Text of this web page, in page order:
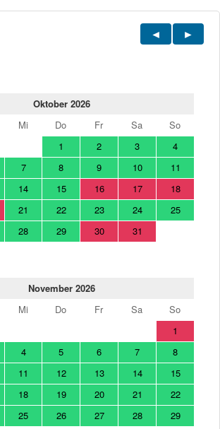
Oktober 2026
Mi Do Fr Sa
So
1
2 3
4
7 8 9 10
11
14 15 16 17
18
21 22 23 24
25
28 29 30 31
November 2026
Mi Do Fr Sa
So
1
4 5 6 7
8
11 12 13 14
15
18 19 20 21
22
25 26 27 28
29